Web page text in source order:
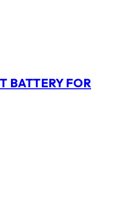
BATTERY FOR